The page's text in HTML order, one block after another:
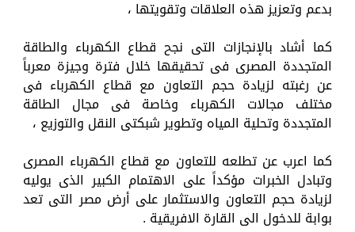
بدعم وتعزيز هذه العلاقات وتقويتها ،
كما أشاد بالإنجازات التى نجح قطاع الكهرباء والطاقة
المتجددة المصرى فى تحقيقها خلال فترة وجيزة معرباً
عن رغبته لزيادة حجم التعاون مع قطاع الكهرباء فى
مختلف مجالات الكهرباء وخاصة فى مجال الطاقة
المتجددة وتحلية المياه وتطوير شبكتى النقل والتوزيع ،
كما اعرب عن تطلعه للتعاون مع قطاع الكهرباء المصرى
وتبادل الخبرات مؤكداً على الاهتمام الكبير الذى يوليه
لزيادة حجم التعاون والاستثمار على أرض مصر التى تعد
بوابة للدخول الى القارة الافريقية .